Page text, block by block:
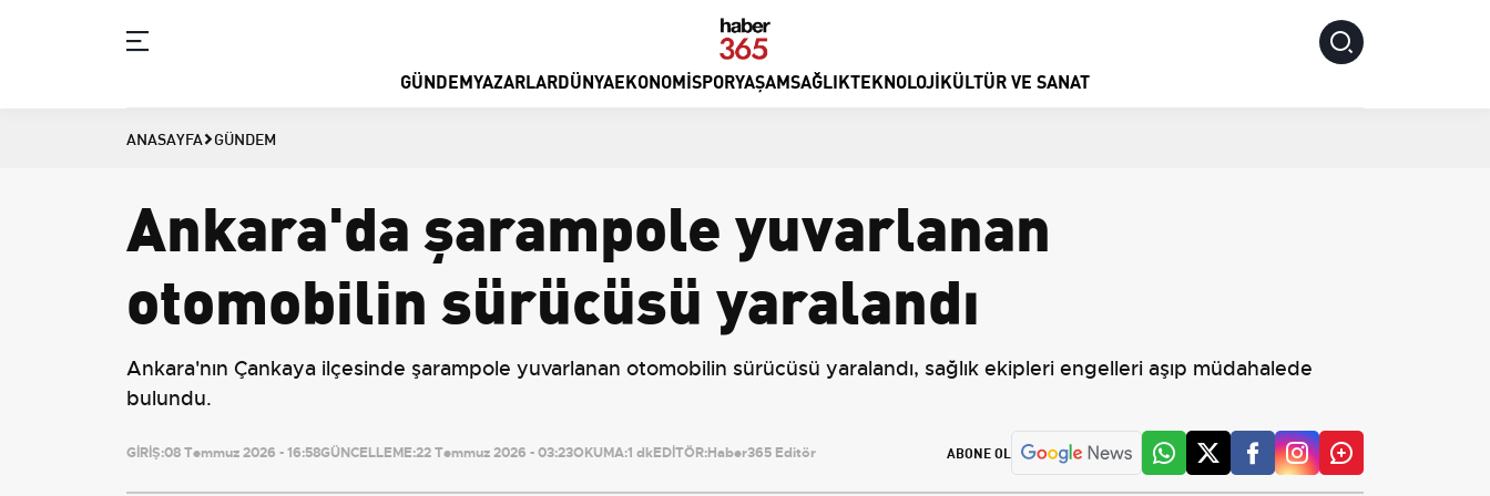
GÜNDEMYAZARLARDÜNYAEKONOMISPORYAŞAMSAĞLIKTEKNOLOJIKÜLTÜR VE SANAT
ANASAYFA GÜNDEM
Ankara'da şarampole yuvarlanan
otomobilin sürücüsü yaralandı
Ankara'nın Çankaya ilçesinde şarampole yuvarlanan otomobilin sürücüsü yaralandı, sağlık ekipleri engelleri aşıp müdahalede
bulundu.
GİRİŞ:08 Temmuz 2026 - 16:58GÜNCELLEME:22 Temmuz 2026 - 03:23OKUMA:1 dkEDİTÖR:Haber365 Editör ABONE OL